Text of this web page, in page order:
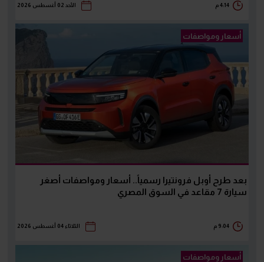
4:14 م الأحد 02 أغسطس 2026
أسعار ومواصفات
بعد طرح أوبل فرونتيرا رسمياً.. أسعار ومواصفات أصغر
سيارة 7 مقاعد في السوق المصري
9:04 م الثلاثاء 04 أغسطس 2026
أسعار ومواصفات